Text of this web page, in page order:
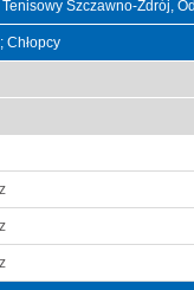
Szczawno-Zdrój,
Chłopcy